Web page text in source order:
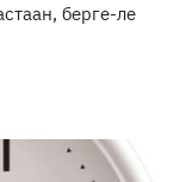
берге-ле